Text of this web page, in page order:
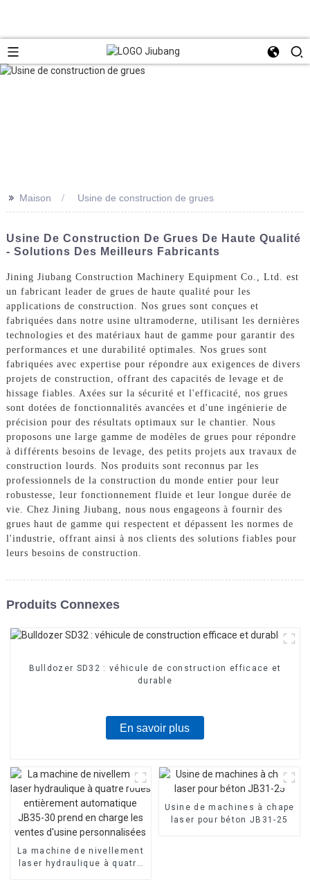
>> Maison Usine de construction de grues
Usine De Construction De Grues De Haute Qualité
- Solutions Des Meilleurs Fabricants
Jining Jiubang Construction Machinery Equipment Co., Ltd. est
un fabricant leader de grues de haute qualité pour les
applications de construction. Nos grues sont conçues et
fabriquées dans notre usine ultramoderne, utilisant les dernières
technologies et des matériaux haut de gamme pour garantir des
performances et une durabilité optimales. Nos grues sont
fabriquées avec expertise pour répondre aux exigences de divers
projets de construction, offrant des capacités de levage et de
hissage fiables. Axées sur la sécurité et l'efficacité, nos grues
sont dotées de fonctionnalités avancées et d'une ingénierie de
précision pour des résultats optimaux sur le chantier. Nous
proposons une large gamme de modèles de grues pour répondre
à différents besoins de levage, des petits projets aux travaux de
construction lourds. Nos produits sont reconnus par les
professionnels de la construction du monde entier pour leur
robustesse, leur fonctionnement fluide et leur longue durée de
vie. Chez Jining Jiubang, nous nous engageons à fournir des
grues haut de gamme qui respectent et dépassent les normes de
l'industrie, offrant ainsi à nos clients des solutions fiables pour
leurs besoins de construction.
Produits Connexes
Bulldozer SD32 : véhicule de construction efficace et
durable
En savoir plus
La machine de nivellement
laser hydraulique à quatre
Usine de machines à chape
laser pour béton JB31-25